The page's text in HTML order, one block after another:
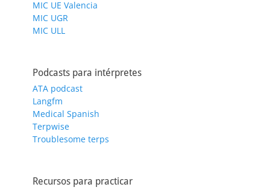
MIC UE Valencia
MIC UGR
MIC ULL
Podcasts para intérpretes
ATA podcast
Langfm
Medical Spanish
Terpwise
Troublesome terps
Recursos para practicar